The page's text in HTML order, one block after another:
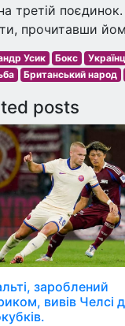
третій
прочитавши
Усик Бокс
Британський народ
posts
зароблений
вивів Челсі